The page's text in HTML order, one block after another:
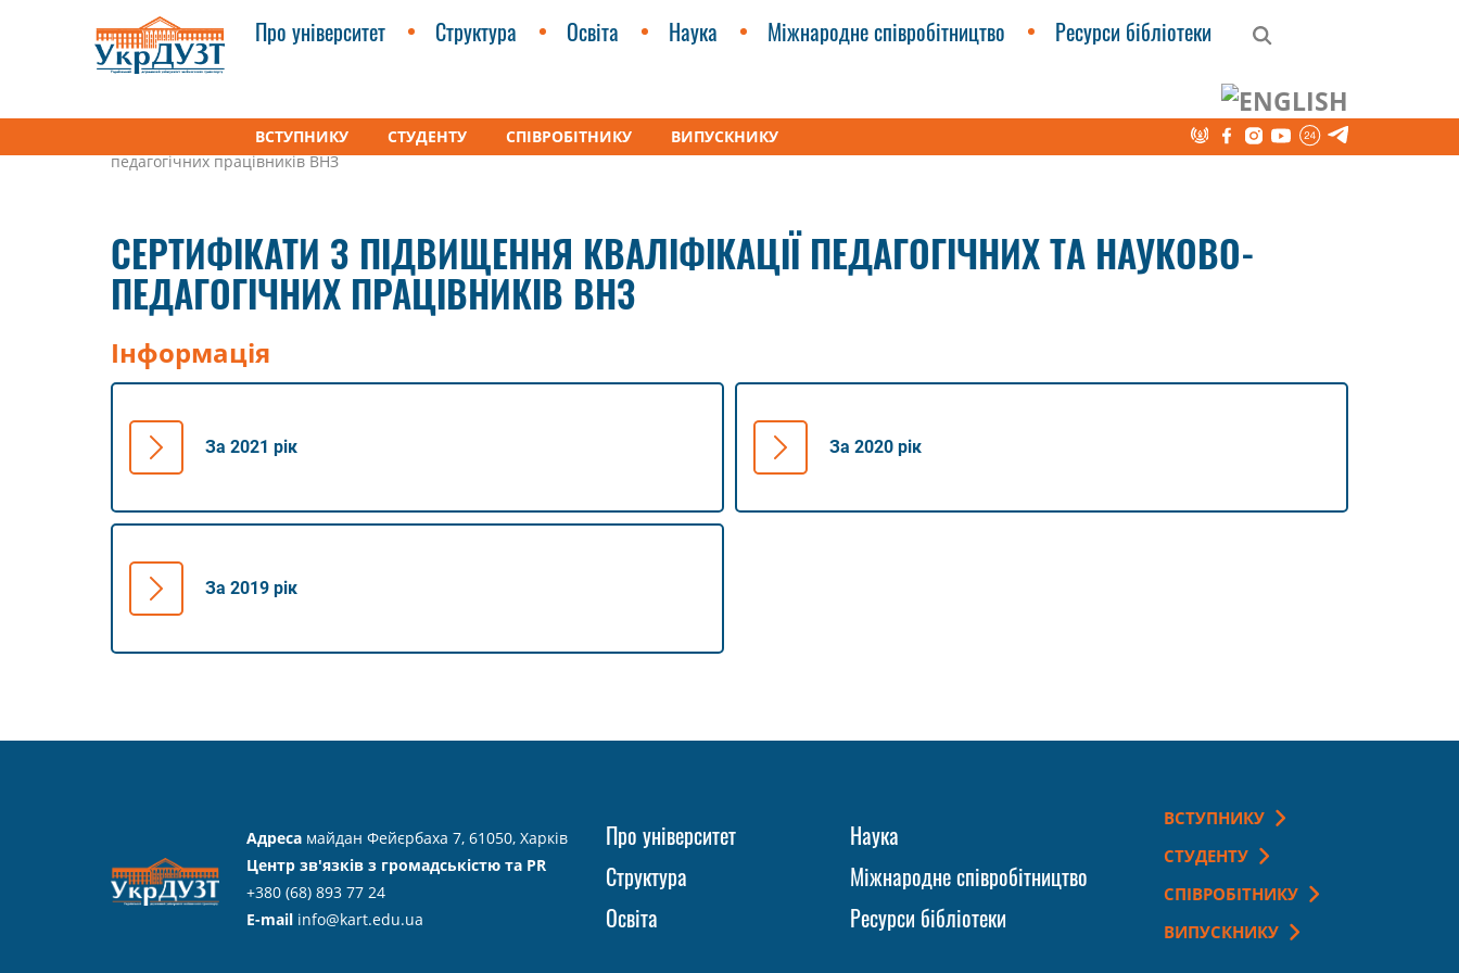
Про університет Структура Освіта Наука Міжнародне співробітництво Ресурси бібліотеки
ВСТУПНИКУ СТУДЕНТУ СПІВРОБІТНИКУ ВИПУСКНИКУ
Усі підрозділи Центри Навчально-науковий центр освіти дорослих
Сертифікати з підвищення кваліфікації педагогічних та науково-
педагогічних працівників ВНЗ
СЕРТИФІКАТИ З ПІДВИЩЕННЯ КВАЛІФІКАЦІЇ ПЕДАГОГІЧНИХ ТА НАУКОВО-
ПЕДАГОГІЧНИХ ПРАЦІВНИКІВ ВНЗ
Інформація
За 2021 рік За 2020 рік
За 2019 рік
Адреса майдан Фейєрбаха 7, 61050, Харків
Центр зв'язків з громадськістю та PR
+380 (68) 893 77 24
E-mail info@kart.edu.ua
Про університет
Структура
Освіта
Наука
Міжнародне співробітництво
Ресурси бібліотеки
ВСТУПНИКУ
СТУДЕНТУ
СПІВРОБІТНИКУ
ВИПУСКНИКУ